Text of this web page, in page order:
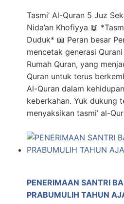
Tasmi’ Al-Quran 5 Juz
Nida’an Khofiyya 📖
Duduk* 📖 Peran besar
mencetak generasi
Rumah Quran, yang
Quran untuk terus
Al-Quran dalam
keberkahan. Yuk dukung
menyaksikan tasmi’ al-
PENERIMAAN SANTRI
PRABUMULIH TAHUN